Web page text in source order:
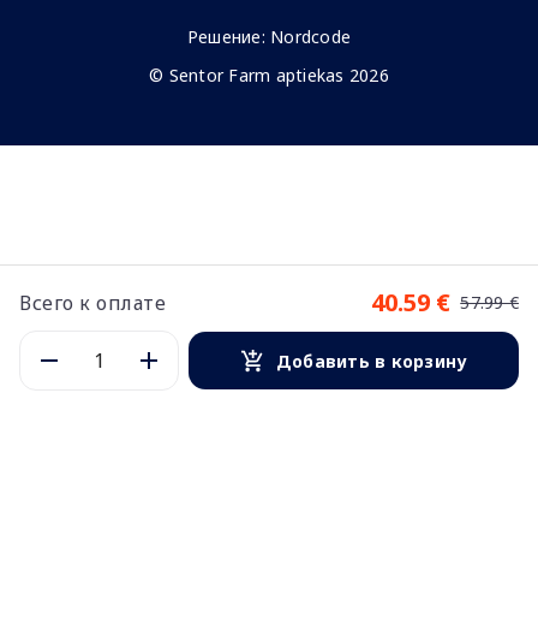
Всего к оплате 40.59 € 57.99 €
Добавить в корзину
Решение: Nordcode
© Sentor Farm aptiekas 2026